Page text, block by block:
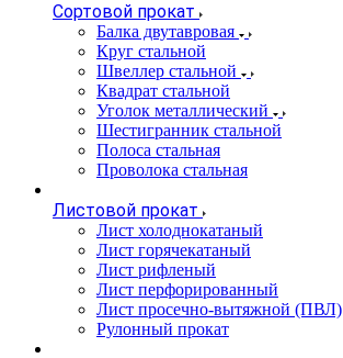
Сортовой прокат
Балка двутавровая
Круг стальной
Швеллер стальной
Квадрат стальной
Уголок металлический
Шестигранник стальной
Полоса стальная
Проволока стальная
Листовой прокат
Лист холоднокатаный
Лист горячекатаный
Лист рифленый
Лист перфорированный
Лист просечно-вытяжной (ПВЛ)
Рулонный прокат